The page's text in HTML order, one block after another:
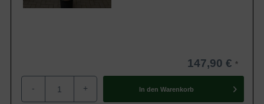
147,90 €
- + In den Warenkorb